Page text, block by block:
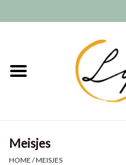
Meisjes
Meisjes
HOME /MEISJES